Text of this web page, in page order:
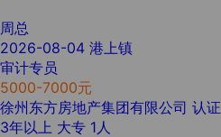
周总
2026-08-04 港上镇
审计专员
5000-7000元
徐州东方房地产集团有限公司 认证
3年以上 大专 1人